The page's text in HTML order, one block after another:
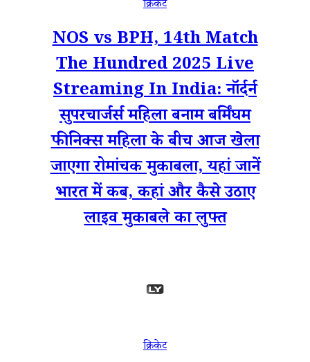
क्रिकेट
NOS vs BPH, 14th Match
The Hundred 2025 Live
Streaming In India: नॉर्दर्न
सुपरचार्जर्स महिला बनाम बर्मिंघम
फीनिक्स महिला के बीच आज खेला
जाएगा रोमांचक मुकाबला, यहां जानें
भारत में कब, कहां और कैसे उठाए
लाइव मुकाबले का लुफ्त
क्रिकेट